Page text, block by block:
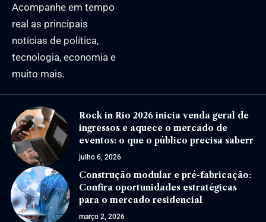
Acompanhe em tempo
real as principais
notícias de política,
tecnologia, economia e
muito mais.
Rock in Rio 2026 inicia venda geral de
ingressos e aquece o mercado de
eventos: o que o público precisa saberr
julho 6, 2026
Construção modular e pré-fabricação:
Confira oportunidades estratégicas
para o mercado residencial
março 2, 2026